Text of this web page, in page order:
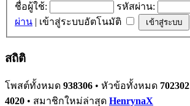
ชื่อผู้ใช้: รหัสผ่าน:
ผ่าน | เข้าสู่ระบบอัตโนมัติ
สถิติ
โพสต์ทั้งหมด 938306 • หัวข้อทั้งหมด 702302
4020 • สมาชิกใหม่ล่าสุด HenrynaX